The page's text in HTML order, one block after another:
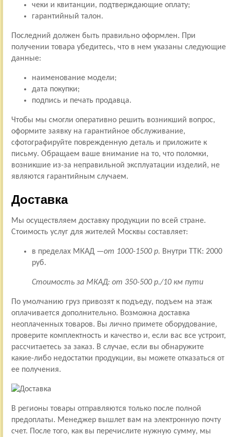
чеки и квитанции, подтверждающие оплату;
гарантийный талон.
Последний должен быть правильно оформлен. При
получении товара убедитесь, что в нем указаны следующие
данные:
наименование модели;
дата покупки;
подпись и печать продавца.
Чтобы мы смогли оперативно решить возникший вопрос,
оформите заявку на гарантийное обслуживание,
сфотографируйте поврежденную деталь и приложите к
письму. Обращаем ваше внимание на то, что поломки,
возникшие из-за неправильной эксплуатации изделий, не
являются гарантийным случаем.
Доставка
Мы осуществляем доставку продукции по всей стране.
Стоимость услуг для жителей Москвы составляет:
в пределах МКАД —от 1000-1500 р. Внутри ТТК: 2000
руб.
Стоимость за МКАД: от 350-500 р./10 км пути
По умолчанию груз привозят к подъеду, подъем на этаж
оплачивается дополнительно. Возможна доставка
неоплаченных товаров. Вы лично примете оборудование,
проверите комплектность и качество и, если вас все устроит,
рассчитаетесь за заказ. В случае, если вы обнаружите
какие-либо недостатки продукции, вы можете отказаться от
ее получения.
В регионы товары отправляются только после полной
предоплаты. Менеджер вышлет вам на электронную почту
счет. После того, как вы перечислите нужную сумму, мы